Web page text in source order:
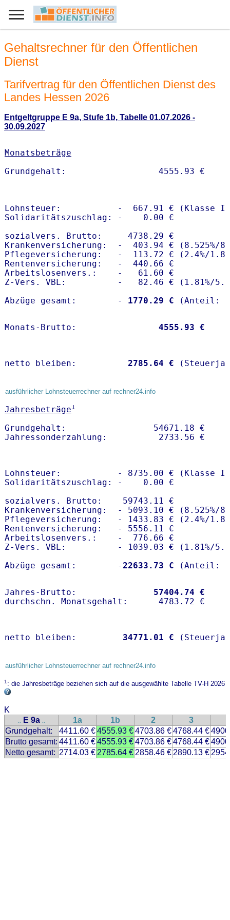
Gehaltsrechner für den Öffentlichen
Dienst
Tarifvertrag für den Öffentlichen Dienst des
Landes Hessen 2026
Entgeltgruppe E 9a, Stufe 1b, Tabelle 01.07.2026 -
30.09.2027
Monatsbeträge
Lohnsteuer:           -  667.91 € (Klasse I)
Solidaritätszuschlag: -    0.00 €
sozialvers. Brutto:     4738.29 €
Krankenversicherung:  -  403.94 € (8.525%/
Pflegeversicherung:   -  113.72 € (2.4%/
Rentenversicherung:   -  440.66 €
Arbeitslosenvers.:    -   61.60 €
Z-Vers. VBL:          -   82.46 € ( 1.81%/
Abzüge gesamt:        -
1770.29 €
Monats-Brutto: 4555.93 €
netto bleiben: 2785.64 €
ausführlicher Lohnsteuerrechner auf rechner24.info
Jahresbeträge1
Grundgehalt:                 54671.18 €
Lohnsteuer:           - 8735.00 € (Klasse I)
Solidaritätszuschlag: -    0.00 €
sozialvers. Brutto:    59743.11 €
Krankenversicherung:  - 5093.10 € (8.525%/
Pflegeversicherung:   - 1433.83 € (2.4%/
Rentenversicherung:   - 5556.11 €
Arbeitslosenvers.:    -  776.66 €
Z-Vers. VBL:          - 1039.03 € ( 1.81%/
Abzüge gesamt:        -22633.73 €
Jahres-Brutto: 57404.74 €
netto bleiben: 34771.01 €
ausführlicher Lohnsteuerrechner auf rechner24.info
1: die Jahresbeträge beziehen sich auf die ausgewählte Tabelle TV-H 2026
K
.. E 9a .. 1a 1b 2 3
Grundgehalt:
4411.60 €4555.93 €4703.86 €4768.44 €
Brutto gesamt: 4411.60 €4555.93 €4703.86 €4768.44 €
Netto gesamt: 2714.03 € 2785.64 € 2858.46 € 2890.13 €